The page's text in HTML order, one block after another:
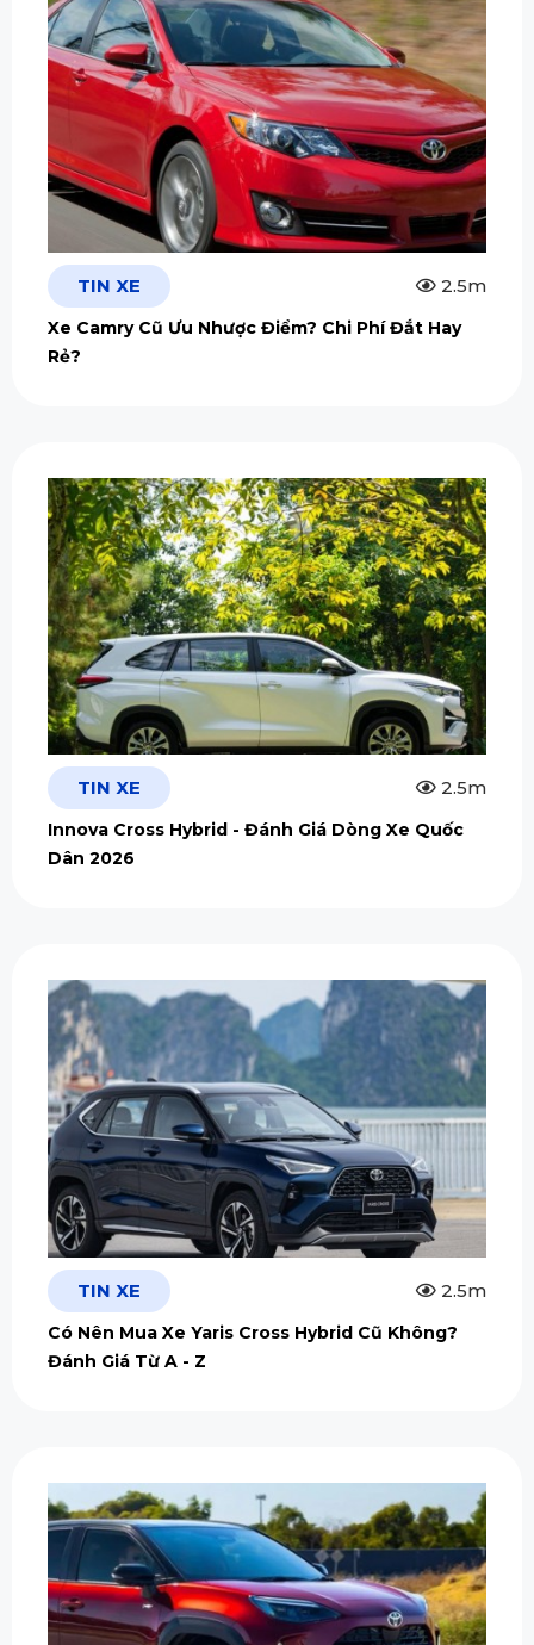
TIN XE 2.5m
Xe Camry Cũ Ưu Nhược Điểm? Chi Phí Đắt Hay
Rẻ?
TIN XE 2.5m
Innova Cross Hybrid - Đánh Giá Dòng Xe Quốc
Dân 2026
TIN XE 2.5m
Có Nên Mua Xe Yaris Cross Hybrid Cũ Không?
Đánh Giá Từ A - Z